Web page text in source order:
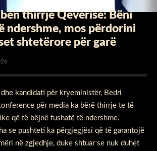
thirrje Qeverisë: Bëni
ndershme, mos përdorini
shtetërore për garë
kandidati për kryeministër, Bedri
për media ka bërë thirrje te të
që të bëjnë fushatë të ndershme.
se pushteti ka përgjegjësi që të garantojë
në zgjedhje, duke shtuar se nuk duhet